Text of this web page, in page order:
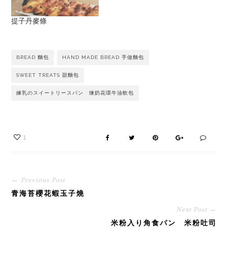
提子丹麥條
BREAD 麵包 HAND MADE BREAD 手做麵包
SWEET TREATS 甜麵包
練乳のスイートリースパン 煉奶花環牛油軟包
1
← Previous Post
青海苔櫻花蝦玉子燒
Next Post →
米粉入り角食パン 米粉吐司